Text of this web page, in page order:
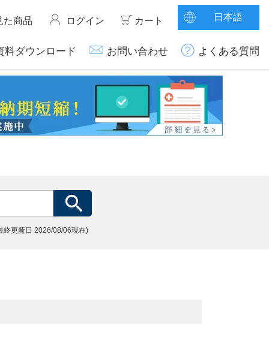
た商品 ログイン カート 日本語
料ダウンロード お問い合わせ よくある質問
終更新日 2026/08/06現在)